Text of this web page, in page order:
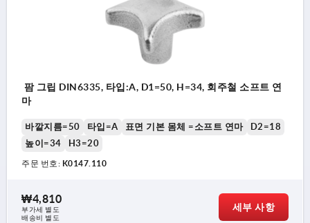
팜 그립 DIN6335, 타입:A, D1=50, H=34, 회주철 소프트 연
마
바깥지름=50 타입=A 표면 기본 몸체 =소프트 연마
D2=18
높이=34
H3=20
주문 번호: K0147.110
₩4,810
부가세 별도
배송비 별도
세부 사항